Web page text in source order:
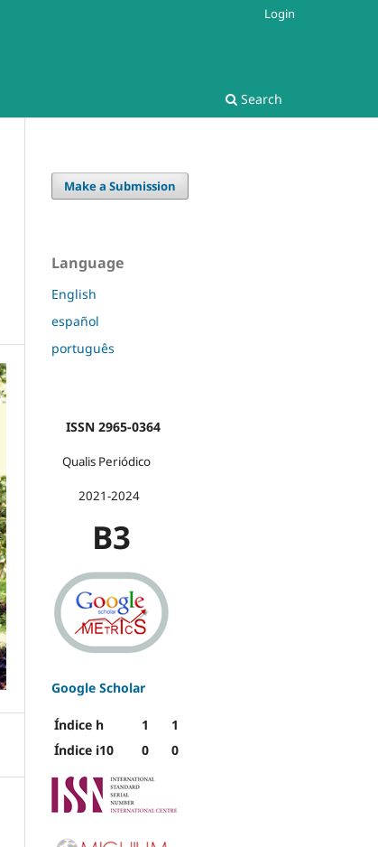
Search
Login
Make a Submission
Language
English
español
português
ISSN 2965-0364
Qualis Periódico
2021-2024
B3
Google Scholar
Índice h 1
1
Índice i10
0 0